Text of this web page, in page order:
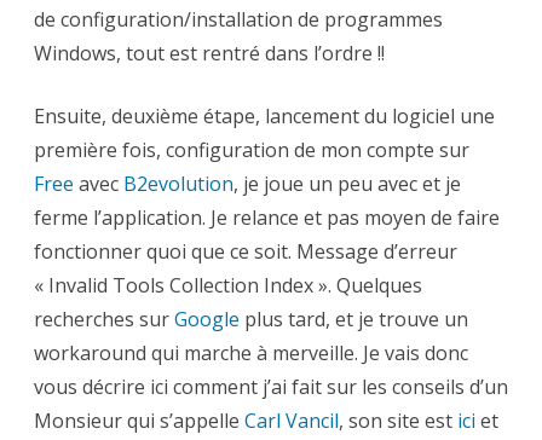
de configuration/installation de programmes
Windows, tout est rentré dans l’ordre !!
Ensuite, deuxième étape, lancement du logiciel une
première fois, configuration de mon compte sur
Free avec B2evolution, je joue un peu avec et je
ferme l’application. Je relance et pas moyen de faire
fonctionner quoi que ce soit. Message d’erreur
« Invalid Tools Collection Index ». Quelques
recherches surGoogle plus tard, et je trouve un
workaround qui marche à merveille. Je vais donc
vous décrire ici comment j’ai fait sur les conseils d’un
Monsieur qui s’appelle Carl Vancil, son site est ici et